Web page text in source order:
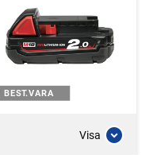
BEST.VARA
Visa